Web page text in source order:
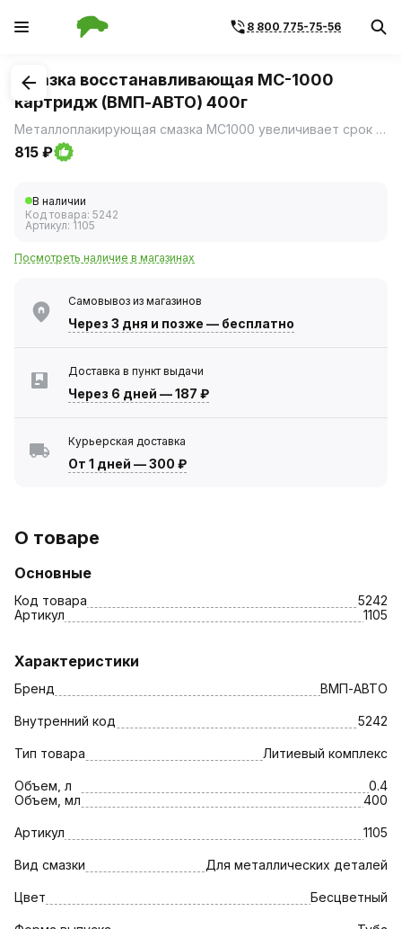
8 800 775-75-56
1/3
Смазка восстанавливающая МС-1000
картридж (ВМП-АВТО) 400г
Металлоплакирующая смазка МС1000 увеличивает срок службы подшипников, экономя деньги на деталях, сервисе и простое.
815 ₽
В наличии
Код товара: 5242
Артикул: 1105
Посмотреть наличие в магазинах
Самовывоз из магазинов
Через 3 дня и позже — бесплатно
Доставка в пункт выдачи
Через 6 дней —187 ₽
Курьерская доставка
От 1 дней —300 ₽
О товаре
Основные
Код товара
5242
Артикул
1105
Характеристики
Бренд ВМП-АВТО
Внутренний код 5242
Тип товара Литиевый комплекс
Объем, л
0.4
Объем, мл
400
Артикул 1105
Вид смазки Для металлических деталей
Цвет Бесцветный